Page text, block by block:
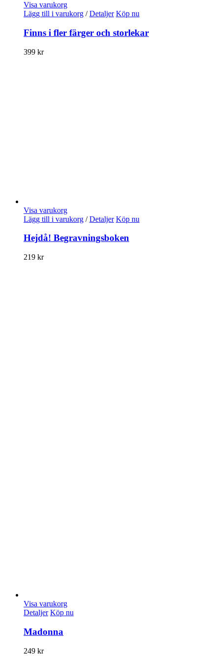
Visa varukorg
Lägg till i varukorg / Detaljer Köp nu
Finns i fler färger och storlekar
399 kr
Visa varukorg
Lägg till i varukorg / Detaljer Köp nu
Hejdå! Begravningsboken
219 kr
Visa varukorg
Detaljer Köp nu
Madonna
249 kr